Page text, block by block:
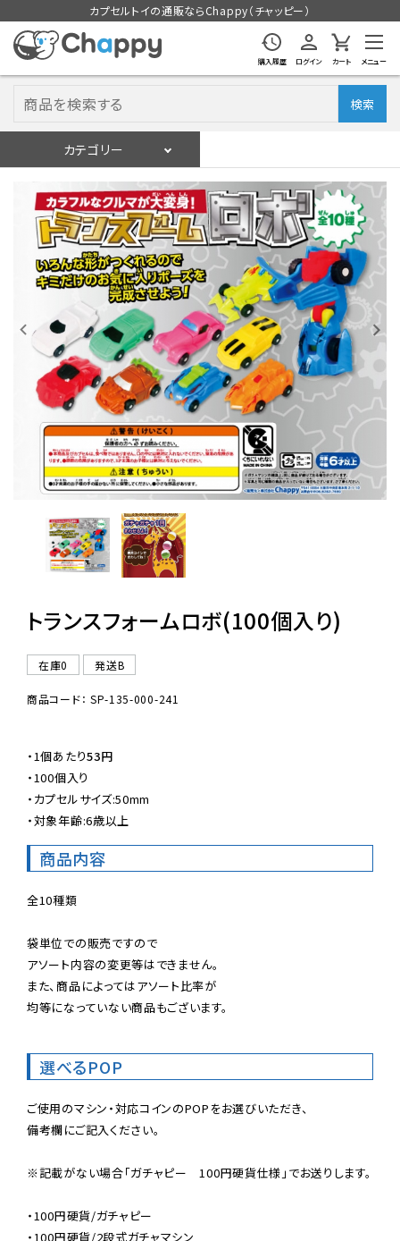
カプセルトイの通販ならChappy（チャッピー）
購入履歴 ログイン カート メニュー
検索
カテゴリー
ログイン 会員登録
入荷スケジュールをチェック
カプセルトイマシン本体
カプセルトイ
販促用空カプセル
レンタル
景品・玩具・文具
販促用カプセルトイ
よくあるご質問
トランスフォームロボ(100個入り)
在庫0 発送B
商品コード： SP-135-000-241
・ 1個あたり53円
・100個入り
・カプセルサイズ:50mm
・対象年齢:6歳以上
商品内容
全10種類
袋単位での販売ですので
アソート内容の変更等はできません。
また、商品によってはアソート比率が
均等になっていない商品もございます。
選べるPOP
ご使用のマシン・対応コインのPOPをお選びいただき、
備考欄にご記入ください。
※記載がない場合「ガチャピー　100円硬貨仕様」でお送りします。
・100円硬貨/ガチャピー
・100円硬貨/2段式ガチャマシン